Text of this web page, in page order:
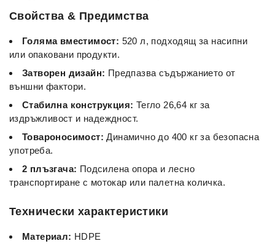
Свойства & Предимства
Голяма вместимост: 520 л, подходящ за насипни
или опаковани продукти.
Затворен дизайн: Предпазва съдържанието от
външни фактори.
Стабилна конструкция: Тегло 26,64 кг за
издръжливост и надеждност.
Товароносимост: Динамично до 400 кг за безопасна
употреба.
2 плъзгача: Подсилена опора и лесно
транспортиране с мотокар или палетна количка.
Технически характеристики
Материал: HDPE